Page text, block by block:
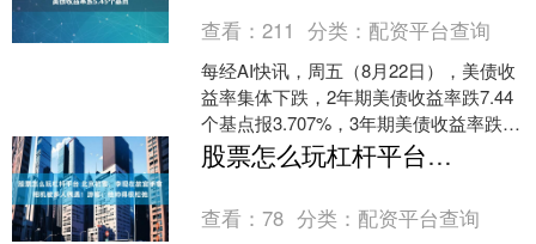
查看：211 分类： 配资平台查询
每经AI快讯，周五（8月22日），美债收
益率集体下跌，2年期美债收益率跌7.44
个基点报3.707%，3年期美债收益率跌
8.10个基点报3.655%，5年期美债....
股票怎么玩杠杆平台 北京初雪，李现在故宫手拿相机被多人偶遇！游客：他帅得很松弛
查看：78 分类： 配资平台查询